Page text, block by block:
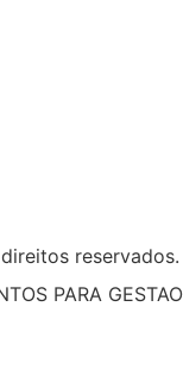
reservados.
PARA GESTAO